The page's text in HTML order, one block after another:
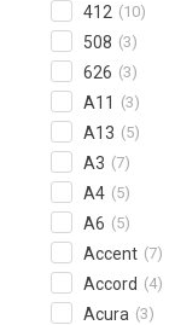
412 (10)
508 (3)
626 (3)
A11 (3)
A13 (5)
A3 (7)
A4 (5)
A6 (5)
Accent (7)
Accord (4)
Acura (3)